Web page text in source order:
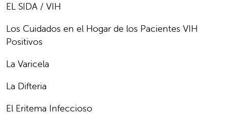
EL SIDA / VIH
Los Cuidados en el Hogar de los Pacientes VIH
Positivos
La Varicela
La Difteria
El Eritema Infeccioso